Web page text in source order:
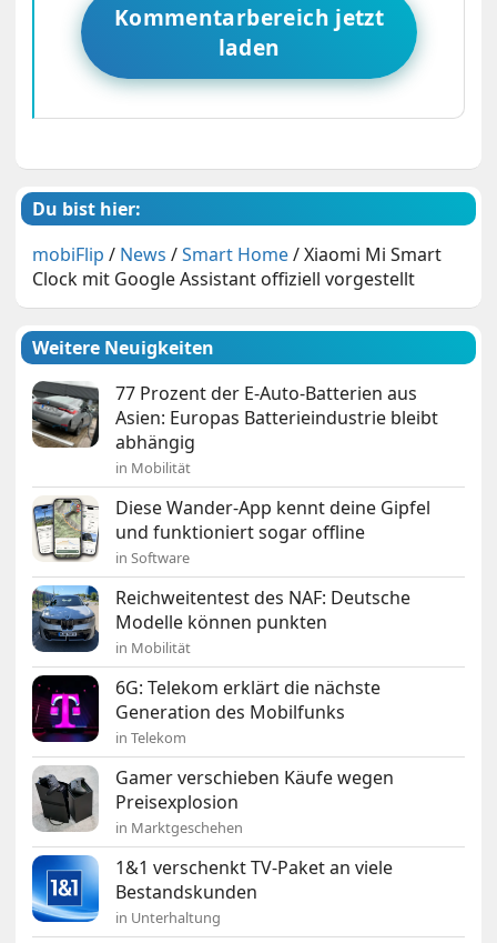
Kommentarbereich jetzt
laden
Du bist hier:
mobiFlip / News /Smart Home/Xiaomi Mi Smart
Clock mit Google Assistant offiziell vorgestellt
Weitere Neuigkeiten
77 Prozent der E-Auto-Batterien aus
Asien: Europas Batterieindustrie bleibt
abhängig
in Mobilität
Diese Wander-App kennt deine Gipfel
und funktioniert sogar offline
in Software
Reichweitentest des NAF: Deutsche
Modelle können punkten
in Mobilität
6G: Telekom erklärt die nächste
Generation des Mobilfunks
in Telekom
Gamer verschieben Käufe wegen
Preisexplosion
in Marktgeschehen
1&1 verschenkt TV-Paket an viele
Bestandskunden
in Unterhaltung